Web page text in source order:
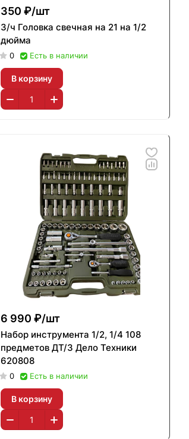
350 ₽/шт
З/ч Головка свечная на 21 на 1/2
дюйма
0 Есть в наличии
В корзину
6 990 ₽/шт
Набор инструмента 1/2, 1/4 108
предметов ДТ/3 Дело Техники
620808
0 Есть в наличии
В корзину